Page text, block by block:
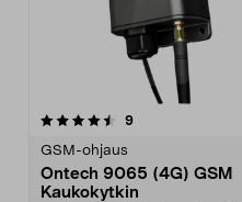
9arvostelut
GSM-ohjaus
Ontech 9065 (4G) GSM
Kaukokytkin
4.5 viidestä